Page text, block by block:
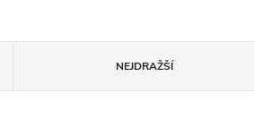
NEJDRAŽŠÍ